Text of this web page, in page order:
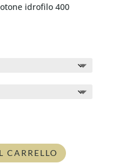
idrofilo 400
CARRELLO